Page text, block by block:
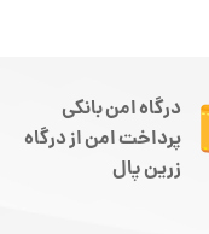
درگاه امن بانکی
پرداخت امن از درگاه
زرین پال